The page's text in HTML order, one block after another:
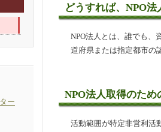
どうすれば、NPO
NPO法人とは、誰でも、
道府県または指定都市の
NPO法人取得のため
活動範囲が特定非営利活
ー